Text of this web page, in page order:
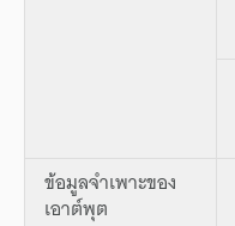
ข้อมูลจำเพาะของ
เอาต์พุต